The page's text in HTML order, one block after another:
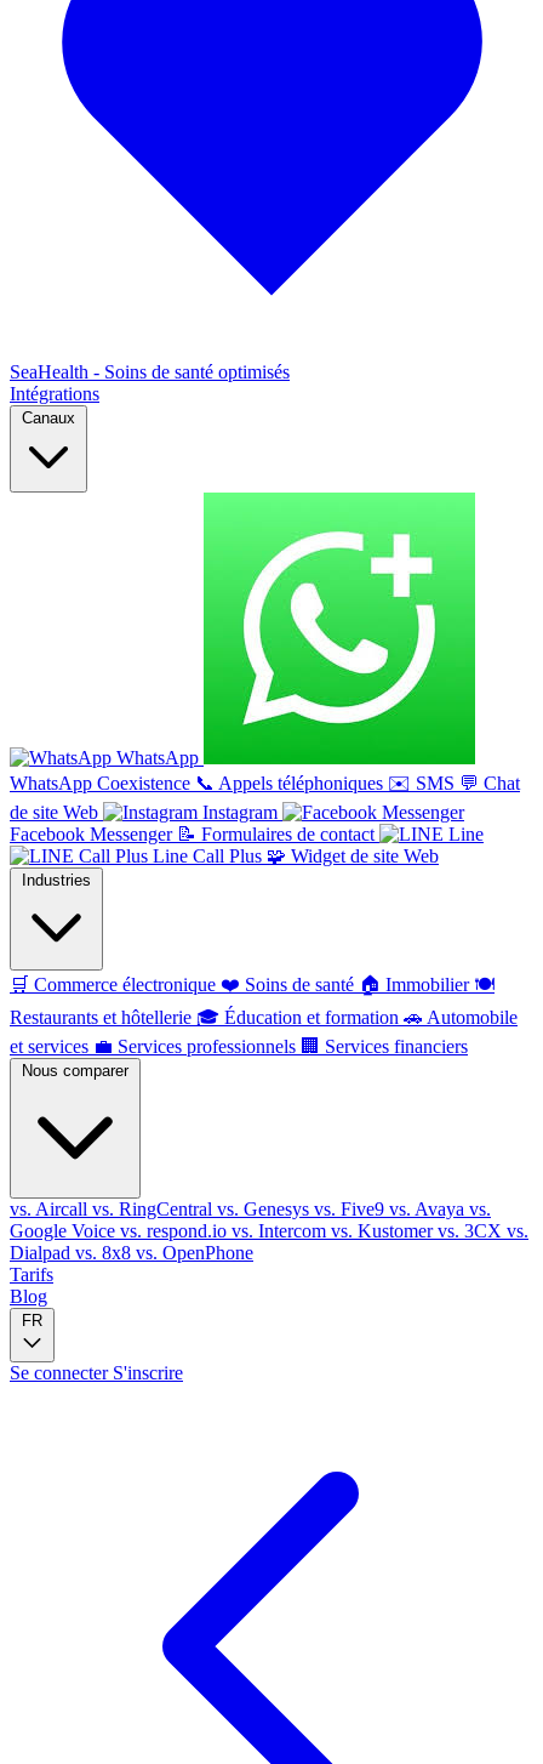
SeaHealth - Soins de santé optimisés
Intégrations
Canaux
WhatsApp
WhatsApp Coexistence 📞 Appels téléphoniques ✉️ SMS 💬 Chat
de site Web
Instagram
Facebook Messenger 📝 Formulaires de contact
Line
Line Call Plus 🧩 Widget de site Web
Industries
🛒 Commerce électronique ❤️ Soins de santé 🏠 Immobilier 🍽️
Restaurants et hôtellerie 🎓 Éducation et formation 🚗 Automobile
et services 💼 Services professionnels 🏢 Services financiers
Nous comparer
vs. Aircall vs. RingCentral vs. Genesys vs. Five9 vs. Avaya vs.
Google Voice vs. respond.io vs. Intercom vs. Kustomervs. 3CX vs.
Dialpad vs. 8x8 vs. OpenPhone
Tarifs
Blog
FR
Se connecter S'inscrire